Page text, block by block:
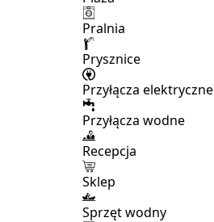
Pralnia
Prysznice
Przyłącza elektryczne
Przyłącza wodne
Recepcja
Sklep
Sprzęt wodny